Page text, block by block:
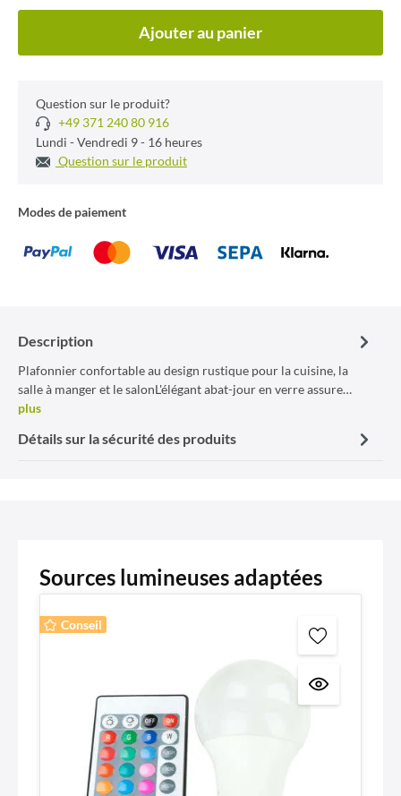
Ajouter au panier
Question sur le produit?
+49 371 240 80 916
Lundi - Vendredi 9 - 16 heures
Question sur le produit
Modes de paiement
Description
Plafonnier confortable au design rustique pour la cuisine, la
salle à manger et le salonL'élégant abat-jour en verre assure…
plus
Détails sur la sécurité des produits
Sources lumineuses adaptées
Conseil